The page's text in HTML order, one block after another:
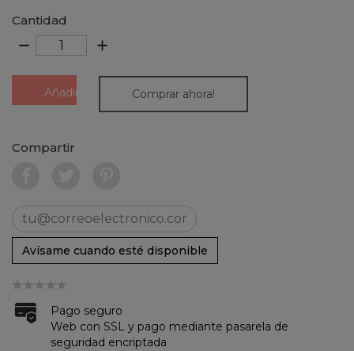
Cantidad
remove add
Añadir
al
Comprar ahora!
Compartir
Avísame cuando esté disponible
Pago seguro
Web con SSL y pago mediante pasarela de
seguridad encriptada